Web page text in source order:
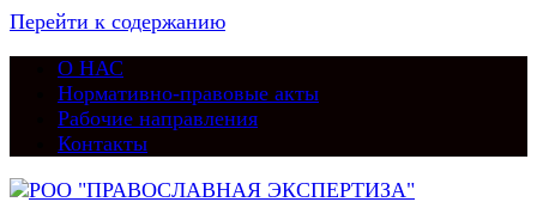
Перейти к содержанию
О НАС
Нормативно-правовые акты
Рабочие направления
Контакты